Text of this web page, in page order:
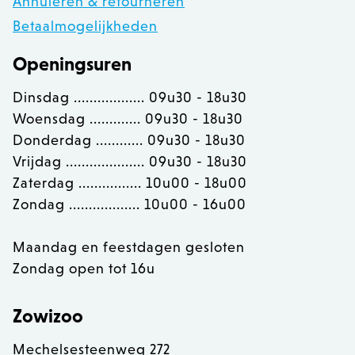
Betaalmogelijkheden
Openingsuren
Dinsdag .................. 09u30 - 18u30
Woensdag ............. 09u30 - 18u30
Donderdag ............ 09u30 - 18u30
Vrijdag .................... 09u30 - 18u30
Zaterdag ................ 10u00 - 18u00
Zondag .................. 10u00 - 16u00
Maandag en feestdagen gesloten
Zondag open tot 16u
Zowizoo
Mechelsesteenweg 272
OptanonConsent